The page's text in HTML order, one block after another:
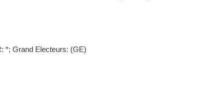
*; Grand Electeurs: (GE)